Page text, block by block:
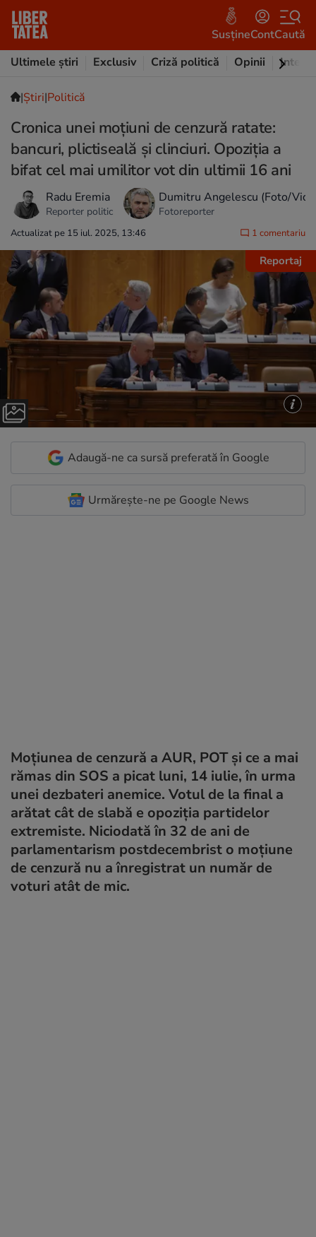
SusțineContCaută
Ultimele știri
Exclusiv Criză politică Opinii
|Ştiri|Politică
Cronica unei moțiuni de cenzură ratate:
bancuri, plictiseală și clinciuri. Opoziția a
bifat cel mai umilitor vot din ultimii 16 ani
Radu Eremia
Reporter politic
Dumitru Angelescu (Foto/
Fotoreporter
Actualizat pe 15 iul. 2025, 13:46 1 comentariu
Reportaj
Adaugă-ne ca sursă preferată în Google
Urmărește-ne pe Google News
Moțiunea de cenzură a AUR, POT și ce a mai
rămas din SOS a picat luni, 14 iulie, în urma
unei dezbateri anemice. Votul de la final a
arătat cât de slabă e opoziția partidelor
extremiste. Niciodată în 32 de ani de
parlamentarism postdecembrist o moțiune
de cenzură nu a înregistrat un număr de
voturi atât de mic.